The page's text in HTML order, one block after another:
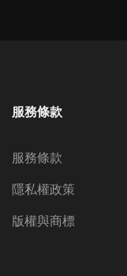
服務條款
服務條款
隱私權政策
版權與商標